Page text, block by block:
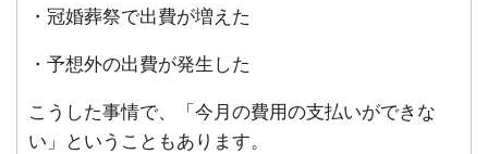
・冠婚葬祭で出費が増えた
・予想外の出費が発生した
こうした事情で、「今月の費用の支払いができな
い」ということもあります。